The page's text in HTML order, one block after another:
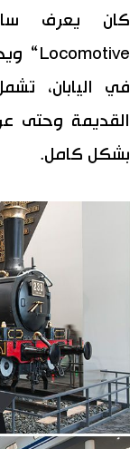
في اليابان،
القديمة وحتى
بشكل كامل.